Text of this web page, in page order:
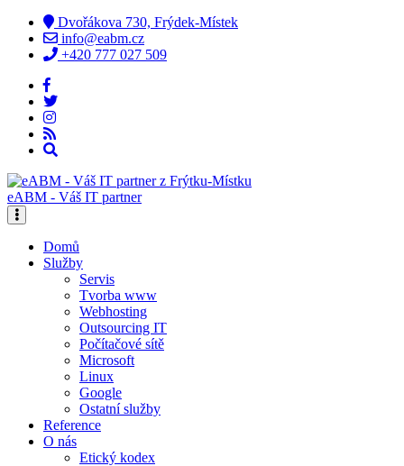
Dvořákova 730, Frýdek-Místek
info@eabm.cz
+420 777 027 509
eABM - Váš IT partner
Domů
Služby
Servis
Tvorba www
Webhosting
Outsourcing IT
Počítačové sítě
Microsoft
Linux
Google
Ostatní služby
Reference
O nás
Etický kodex